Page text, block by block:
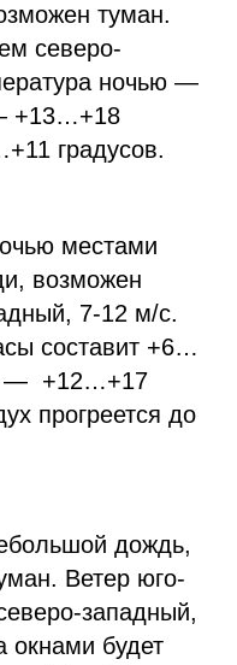
туман.
северо-
ночью —
+13…+18
градусов.
местами
возможен
7-12 м/с.
составит +6…
— +12…+17
прогреется до
дождь,
Ветер юго-
западный,
окнами будет